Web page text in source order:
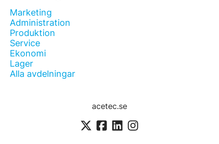
Marketing
Administration
Produktion
Service
Ekonomi
Lager
Alla avdelningar
acetec.se